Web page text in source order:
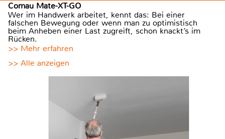
Comau Mate-XT-GO
Wer im Handwerk arbeitet, kennt das: Bei einer
falschen Bewegung oder wenn man zu optimistisch
beim Anheben einer Last zugreift, schon knackt’s im
Rücken.
>> Mehr erfahren
>> Alle anzeigen